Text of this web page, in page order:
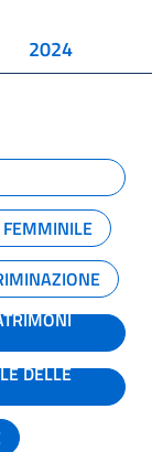
2024
FEMMINILE
DELLE